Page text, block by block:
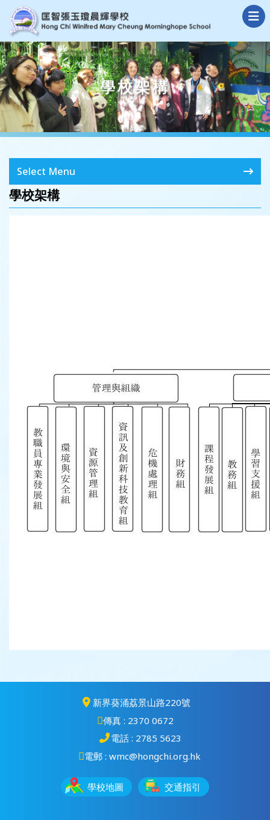
學校架構
Select Menu
學校架構
新界葵涌荔景山路220號
傳真 : 2370 0672
電話 : 2785 5623
電郵 : wmc@hongchi.org.hk
學校地圖 交通指引